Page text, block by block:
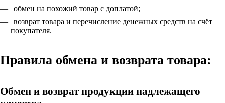
обмен на похожий товар с доплатой;
возврат товара и перечисление денежных средств на счёт
покупателя.
Правила обмена и возврата товара:
Обмен и возврат продукции надлежащего